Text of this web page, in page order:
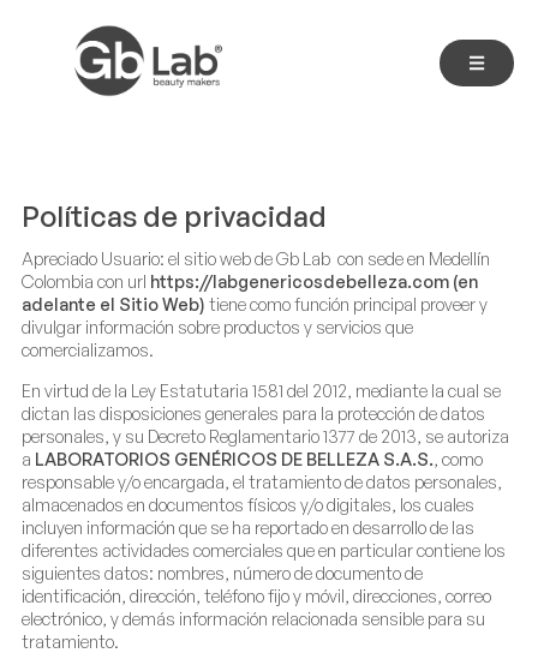
Políticas de privacidad
Apreciado Usuario: el sitio web de Gb Lab con sede en Medellín
Colombia con url https://labgenericosdebelleza.com (en
adelante el Sitio Web) tiene como función principal proveer y
divulgar información sobre productos y servicios que
comercializamos.
En virtud de la Ley Estatutaria 1581 del 2012, mediante la cual se
dictan las disposiciones generales para la protección de datos
personales, y su Decreto Reglamentario 1377 de 2013, se autoriza
a LABORATORIOS GENÉRICOS DE BELLEZA S.A.S., como
responsable y/o encargada, el tratamiento de datos personales,
almacenados en documentos físicos y/o digitales, los cuales
incluyen información que se ha reportado en desarrollo de las
diferentes actividades comerciales que en particular contiene los
siguientes datos: nombres, número de documento de
identificación, dirección, teléfono fijo y móvil, direcciones, correo
electrónico, y demás información relacionada sensible para su
tratamiento.